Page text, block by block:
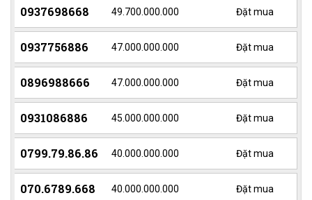
0937698668 49.700.000.000 Đặt mua
0937756886 47.000.000.000 Đặt mua
0896988666 47.000.000.000 Đặt mua
0931086886 45.000.000.000 Đặt mua
0799.79.86.86 40.000.000.000 Đặt mua
070.6789.668 40.000.000.000 Đặt mua